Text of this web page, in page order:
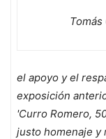
el apoyo y el
exposición
'Curro Romero,
justo homenaje y